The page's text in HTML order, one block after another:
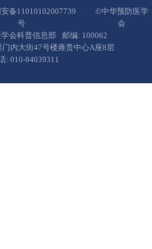
备11010102007739
号
©中华预防医学
会
会科普信息部
邮编: 100062
内大街47号楼雍贵中心A座8层
: 010-84039311